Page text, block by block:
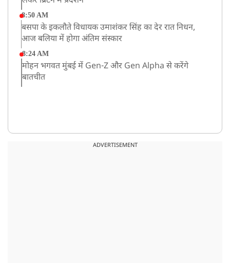
8:50 AM
बसपा के इकलौते विधायक उमाशंकर सिंह का देर रात निधन,
आज बलिया में होगा अंतिम संस्कार
8:24 AM
मोहन भगवत मुंबई में Gen-Z और Gen Alpha से करेंगे
बातचीत
ADVERTISEMENT